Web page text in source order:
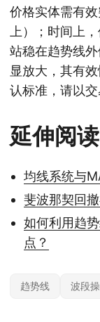
价格实体需有
上）；时间上
站稳在趋势线
显放大，其有
认标准，请以交
延伸阅读
均线系统与
斐波那契回
如何利用趋
点？
趋势线 波段